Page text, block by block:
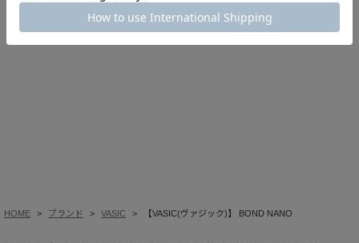
HOME ブランド VASIC 【VASIC(ヴァジック)】 BOND NANO